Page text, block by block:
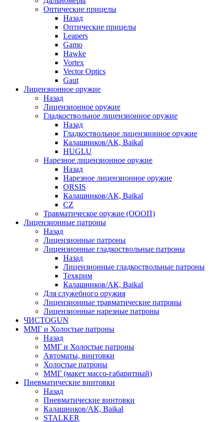
Оптические прицелы
Назад
Оптические прицелы
Leapers
Gamo
Hawke
Vortex
Vector Optics
Gaut
Лицензионное оружие
Назад
Лицензионное оружие
Гладкоствольное лицензионное оружие
Назад
Гладкоствольное лицензионное оружие
Калашников/АК, Baikal
HUGLU
Нарезное лицензионное оружие
Назад
Нарезное лицензионное оружие
ORSIS
Калашников/АК, Baikal
CZ
Травматическое оружие (ОООП)
Лицензионные патроны
Назад
Лицензионные патроны
Лицензионные гладкоствольные патроны
Назад
Лицензионные гладкоствольные патроны
Техкрим
Калашников/АК, Baikal
Для служебного оружия
Лицензионные травматические патроны
Лицензионные нарезные патроны
ЧИСТОGUN
ММГ и Холостые патроны
Назад
ММГ и Холостые патроны
Автоматы, винтовки
Холостые патроны
ММГ (макет массо-габаритный)
Пневматические винтовки
Назад
Пневматические винтовки
Калашников/АК, Baikal
STALKER